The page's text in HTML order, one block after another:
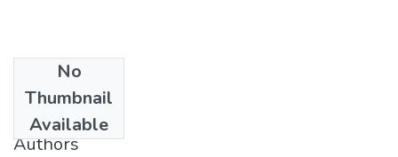
No
Thumbnail
Available
2005
Authors